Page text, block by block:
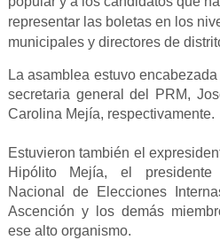
representar las boletas en los
municipales y directores de
La asamblea estuvo
secretaria general del PRM,
Carolina Mejía, respectivamente.
Estuvieron también el
Hipólito Mejía, el
Nacional de Elecciones
Ascención y los demás
ese alto organismo.